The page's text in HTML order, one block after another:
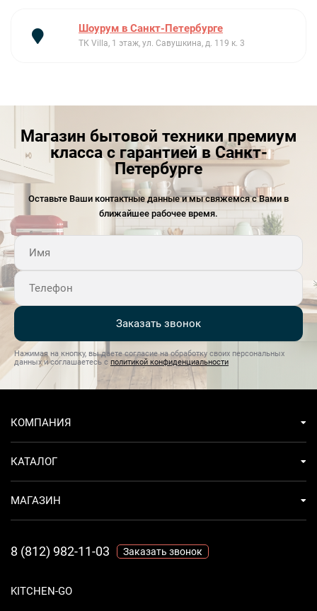
Шоурум в Санкт-Петербурге
ТК Villa, 1 этаж, ул. Савушкина, д. 119 к. 3
Магазин бытовой техники премиум
класса с гарантией в Санкт-
Петербурге
Оставьте Ваши контактные данные и мы свяжемся с Вами в
ближайшее рабочее время.
Заказать звонок
Нажимая на кнопку, вы даете согласие на обработку своих персональных
данных и соглашаетесь с политикой конфиденциальности
KITCHEN-GO
КОМПАНИЯ
КАТАЛОГ
МАГАЗИН
8 (812) 982-11-03 Заказать звонок